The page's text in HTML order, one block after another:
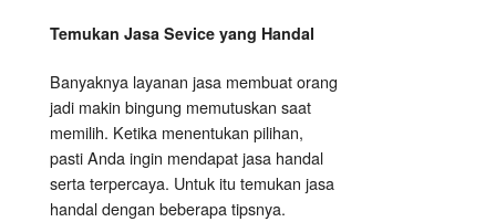
Temukan Jasa Sevice yang Handal
Banyaknya layanan jasa membuat orang
jadi makin bingung memutuskan saat
memilih. Ketika menentukan pilihan,
pasti Anda ingin mendapat jasa handal
serta terpercaya. Untuk itu temukan jasa
handal dengan beberapa tipsnya.